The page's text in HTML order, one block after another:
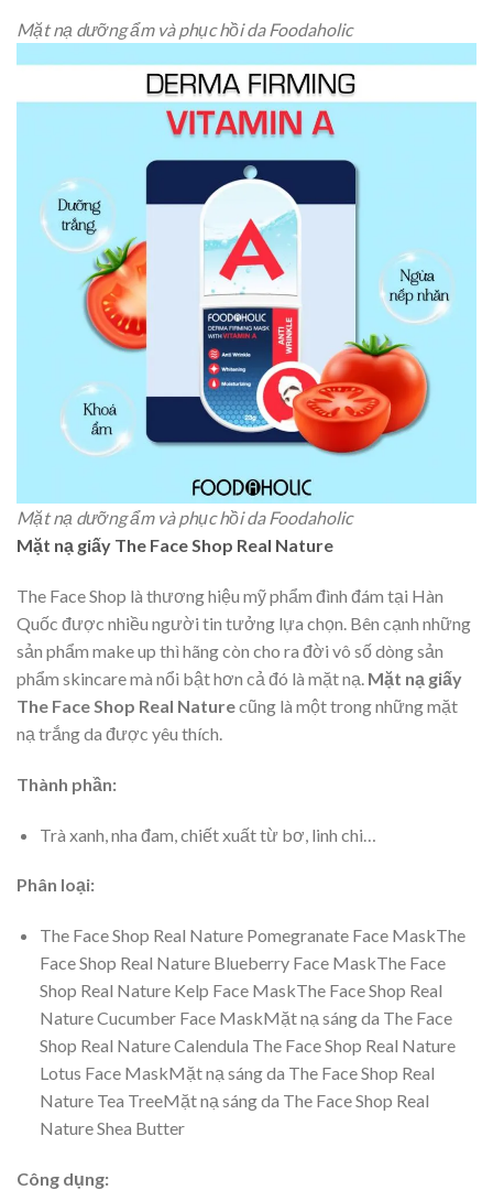
Mặt nạ dưỡng ẩm và phục hồi da Foodaholic
Mặt nạ dưỡng ẩm và phục hồi da Foodaholic
Mặt nạ giấy The Face Shop Real Nature
The Face Shop là thương hiệu mỹ phẩm đình đám tại Hàn
Quốc được nhiều người tin tưởng lựa chọn. Bên cạnh những
sản phẩm make up thì hãng còn cho ra đời vô số dòng sản
phẩm skincare mà nổi bật hơn cả đó là mặt nạ. Mặt nạ giấy
The Face Shop Real Naturecũng là một trong những mặt
nạ trắng da được yêu thích.
Thành phần:
Trà xanh, nha đam, chiết xuất từ bơ, linh chi…
Phân loại:
The Face Shop Real Nature Pomegranate Face MaskThe
Face Shop Real Nature Blueberry Face MaskThe Face
Shop Real Nature Kelp Face MaskThe Face Shop Real
Nature Cucumber Face MaskMặt nạ sáng da The Face
Shop Real Nature Calendula The Face Shop Real Nature
Lotus Face MaskMặt nạ sáng da The Face Shop Real
Nature Tea TreeMặt nạ sáng da The Face Shop Real
Nature Shea Butter
Công dụng: